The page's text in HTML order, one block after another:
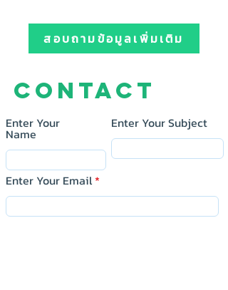
สอบถามข้อมูลเพิ่มเติม
Contact
Enter Your
Name
Enter Your Subject
Enter Your Email